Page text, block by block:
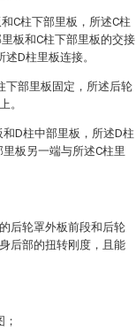
C柱下部里板，所述C柱
板和C柱下部里板的交接
D柱里板连接。
下部里板固定，所述后轮
。
D柱中部里板，所述D柱
板另一端与所述C柱里
后轮罩外板前段和后轮
后部的扭转刚度，且能